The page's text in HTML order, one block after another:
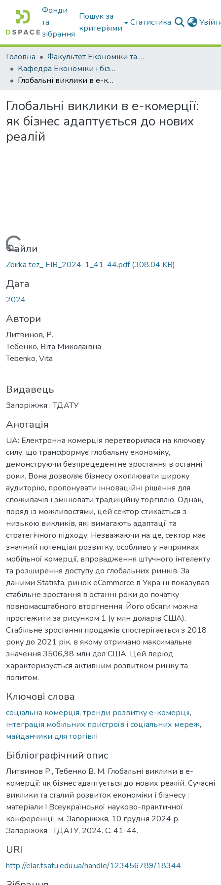
Фонди
та
зібрання
Пошук за
критеріями
Статистика
Головна
Факультет Економіки та бізнесу
Кафедра Економіки і бізнесу
Глобальні виклики в е-комерції: як бізнес адаптується до нових реалій
Глобальні виклики в е-комерції:
як бізнес адаптується до нових
реалій
Вантажиться...
Файли
Zbirka tez_ EIB_2024-1_41-44.pdf(308.04 KB)
Дата
2024
Автори
Литвинов, Р.
Тебенко, Віта Миколаївна
Tebenko, Vita
Видавець
Запоріжжя : ТДАТУ
Анотація
UA: Електронна комерція перетворилася на ключову
силу, що трансформує глобальну економіку,
демонструючи безпрецедентне зростання в останні
роки. Вона дозволяє бізнесу охоплювати широку
аудиторію, пропонувати інноваційні рішення для
споживачів і змінювати традиційну торгівлю. Однак,
поряд із можливостями, цей сектор стикається з
низькою викликів, які вимагають адаптації та
стратегічного підходу. Незважаючи на це, сектор має
значний потенціал розвитку, особливо у напрямках
мобільної комерції, впровадження штучного інтелекту
та розширення доступу до глобальних ринків. За
даними Statista, ринок eCommerce в Україні показував
стабільне зростання в останні роки до початку
повномасштабного вторгнення. Його обсяги можна
простежити за рисунком 1 (у млн доларів США).
Стабільне зростання продажів спостерігається з 2018
року до 2021 рік, в якому отримано максимальне
значення 3506,98 млн дол США. Цей період
характеризується активним розвитком ринку та
попитом.
Ключові слова
cоціальна комерція, тренди розвитку е-комерції,
інтеграція мобільних пристроїв і соціальних мереж,
майданчики для торгівлі
Бібліографічний опис
Литвинов Р., Тебенко В. М. Глобальні виклики в е-
комерції: як бізнес адаптується до нових реалій. Сучасні
виклики та сталий розвиток економіки і бізнесу :
матеріали I Всеукраїнської науково-практичної
конференції, м. Запоріжжя, 10 грудня 2024 р.
Запоріжжя : ТДАТУ, 2024. С. 41-44.
URI
http://elar.tsatu.edu.ua/handle/123456789/18344